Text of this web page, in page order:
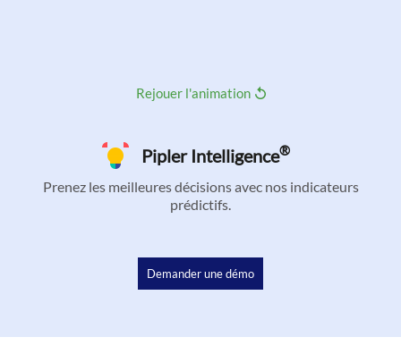
Rejouer l'animation
Pipler Intelligence®
Prenez les meilleures décisions avec nos indicateurs
prédictifs.
Demander une démo